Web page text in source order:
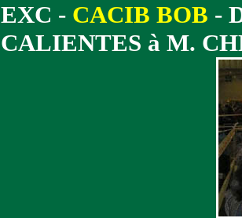
EXC - CACIB BOB -
CALIENTES à M.